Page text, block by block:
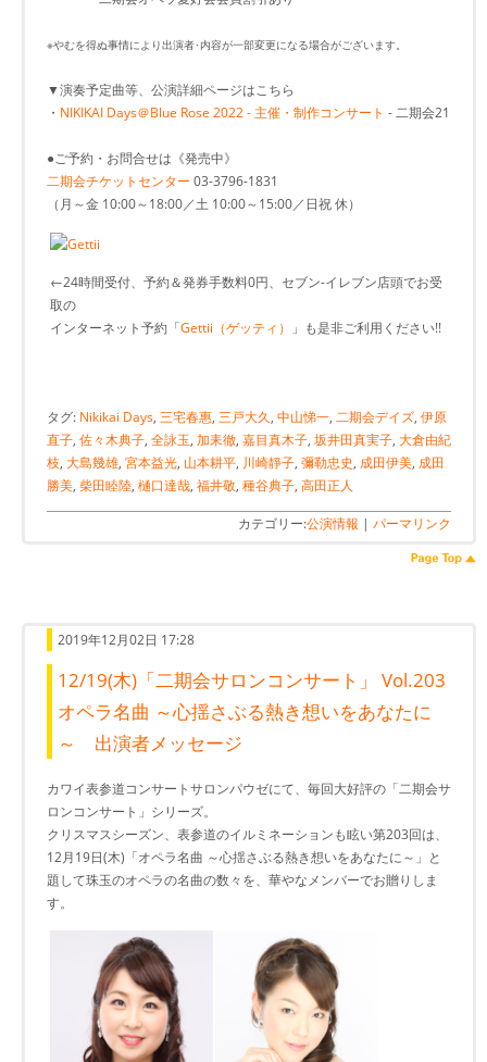
※やむを得ぬ事情により出演者･内容が一部変更になる場合がございます。
▼演奏予定曲等、公演詳細ページはこちら
・ NIKIKAI Days＠Blue Rose 2022 - 主催・制作コンサート - 二期会21
●ご予約・お問合せは《発売中》
二期会チケットセンター 03-3796-1831
（月～金 10:00～18:00／土 10:00～15:00／日祝 休）
←24時間受付、予約＆発券手数料0円、セブン-イレブン店頭でお受
取の
インターネット予約「Gettii（ゲッティ） 」も是非ご利用ください!!
タグ: Nikikai Days, 三宅春惠, 三戸大久, 中山悌一, 二期会デイズ, 伊原
直子, 佐々木典子, 全詠玉, 加耒徹, 嘉目真木子, 坂井田真実子, 大倉由紀
枝, 大島幾雄, 宮本益光, 山本耕平, 川崎靜子, 彌勒忠史, 成田伊美, 成田
勝美, 柴田睦陸, 樋口達哉, 福井敬, 種谷典子, 高田正人
カテゴリー:公演情報 | パーマリンク
2019年12月02日 17:28
12/19(木)「二期会サロンコンサート」 Vol.203
オペラ名曲 ～心揺さぶる熱き想いをあなたに
～ 出演者メッセージ
カワイ表参道コンサートサロンパウゼにて、毎回大好評の「二期会サ
ロンコンサート」シリーズ。
クリスマスシーズン、表参道のイルミネーションも眩い第203回は、
12月19日(木)「オペラ名曲 ～心揺さぶる熱き想いをあなたに～」と
題して珠玉のオペラの名曲の数々を、華やなメンバーでお贈りしま
す。